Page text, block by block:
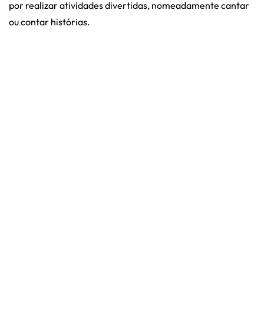
por realizar atividades divertidas, nomeadamente cantar
ou contar histórias.